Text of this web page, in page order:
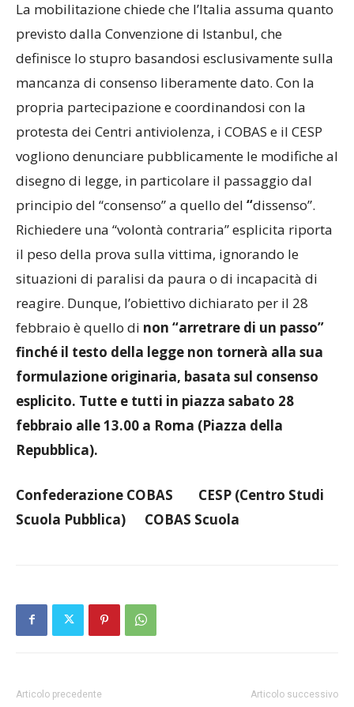
La mobilitazione chiede che l’Italia assuma quanto
previsto dalla Convenzione di Istanbul, che
definisce lo stupro basandosi esclusivamente sulla
mancanza di consenso liberamente dato. Con la
propria partecipazione e coordinandosi con la
protesta dei Centri antiviolenza, i COBAS e il CESP
vogliono denunciare pubblicamente le modifiche al
disegno di legge, in particolare il passaggio dal
principio del “consenso” a quello del “dissenso”.
Richiedere una “volontà contraria” esplicita riporta
il peso della prova sulla vittima, ignorando le
situazioni di paralisi da paura o di incapacità di
reagire. Dunque, l’obiettivo dichiarato per il 28
febbraio è quello di non “arretrare di un passo”
finché il testo della legge non tornerà alla sua
formulazione originaria, basata sul consenso
esplicito. Tutte e tutti in piazza sabato 28
febbraio alle 13.00 a Roma (Piazza della
Repubblica).
Confederazione COBAS CESP (Centro Studi
Scuola Pubblica) COBAS Scuola
Articolo precedente Articolo successivo